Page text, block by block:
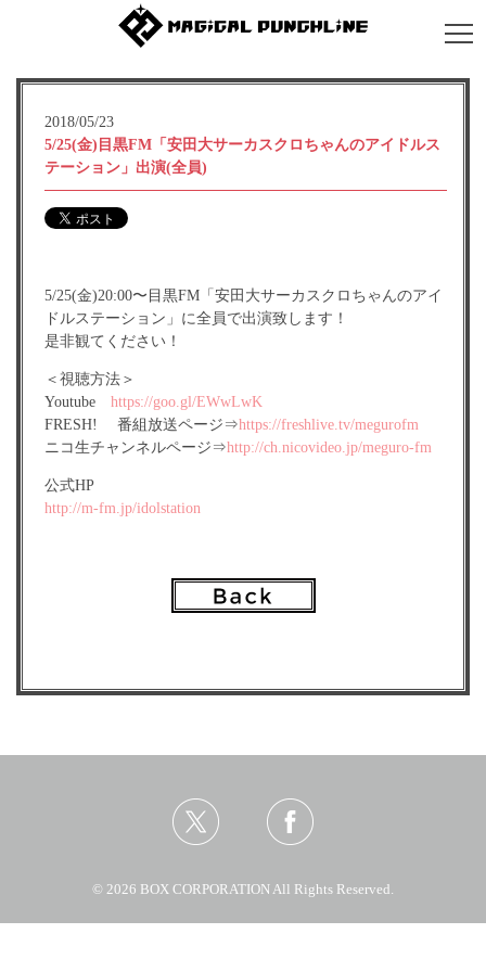
2018/05/23
5/25(金)目黒FM「安田大サーカスクロちゃんのアイドルス
テーション」出演(全員)
5/25(金)20:00〜目黒FM「安田大サーカスクロちゃんのアイ
ドルステーション」に全員で出演致します！
是非観てください！
＜視聴方法＞
Youtube https://goo.gl/EWwLwK
FRESH! 番組放送ページ⇒https://freshlive.tv/megurofm
ニコ生チャンネルページ⇒http://ch.nicovideo.jp/meguro-fm
公式HP
http://m-fm.jp/idolstation
© 2026 BOX CORPORATION All Rights Reserved.